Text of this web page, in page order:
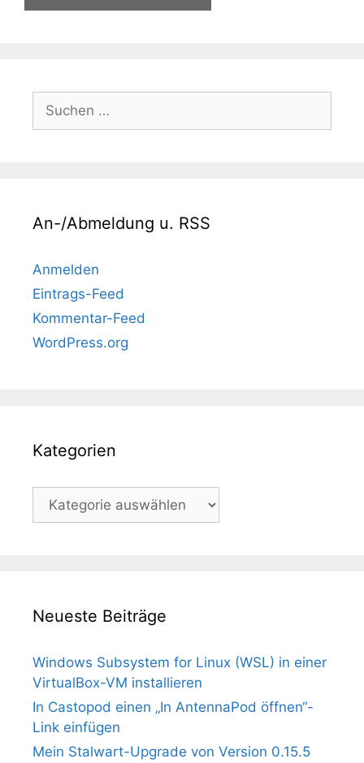
Suchen
nach:
An-/Abmeldung u. RSS
Anmelden
Eintrags-Feed
Kommentar-Feed
WordPress.org
Kategorien
Kategorien
Neueste Beiträge
Windows Subsystem for Linux (WSL) in einer
VirtualBox-VM installieren
In Castopod einen „In AntennaPod öffnen“-
Link einfügen
Mein Stalwart-Upgrade von Version 0.15.5